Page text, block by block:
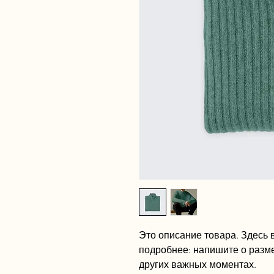
Это описание товара. Здесь
подробнее: напишите о
других важных моментах.